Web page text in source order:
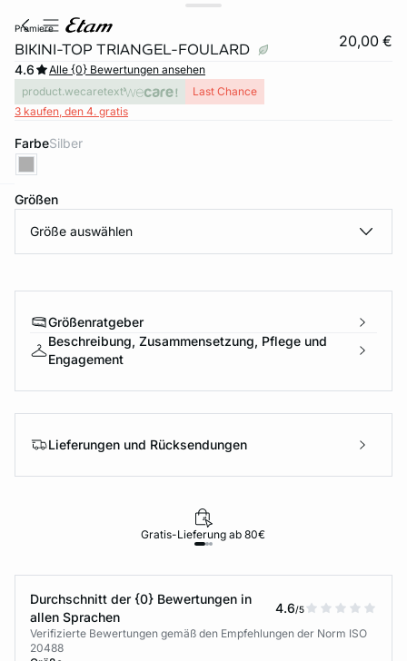
premiere
BIKINI-TOP TRIANGEL-FOULARD 20,00 €
4.6
Alle {0} Bewertungen ansehen
product.wecaretext
Last Chance
3 kaufen, den 4. gratis
Farbe silber
Größen
Größe auswählen
Größenratgeber
Beschreibung, Zusammensetzung, Pflege und
Engagement
Lieferungen und Rücksendungen
Gratis-Lieferung ab 80€
Durchschnitt der {0} Bewertungen in
allen Sprachen
4.6/5
Verifizierte Bewertungen gemäß den Empfehlungen der Norm ISO
20488